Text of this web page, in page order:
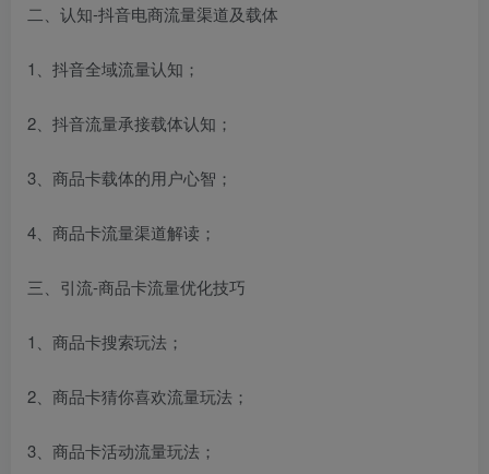
二、认知-抖音电商流量渠道及载体
1、抖音全域流量认知；
2、抖音流量承接载体认知；
3、商品卡载体的用户心智；
4、商品卡流量渠道解读；
三、引流-商品卡流量优化技巧
1、商品卡搜索玩法；
2、商品卡猜你喜欢流量玩法；
3、商品卡活动流量玩法；